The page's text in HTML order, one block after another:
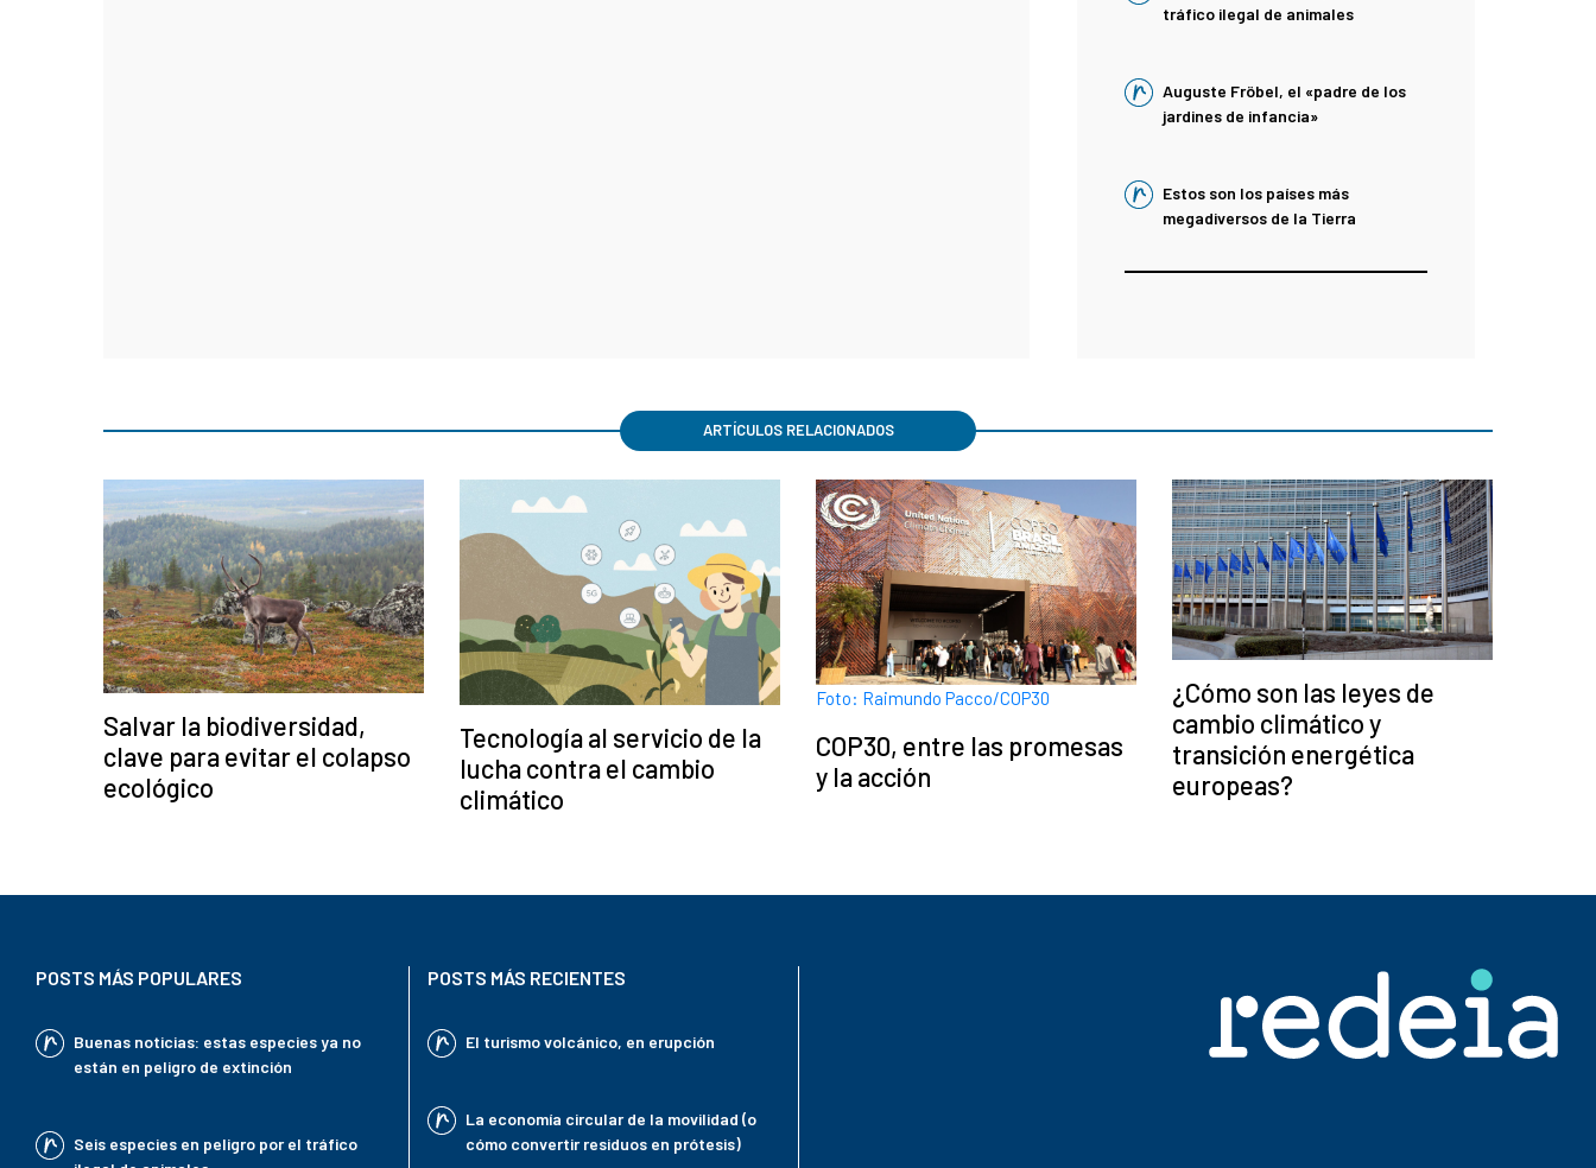
tráfico ilegal de animales
Auguste Fröbel, el «padre de los
jardines de infancia»
Estos son los países más
megadiversos de la Tierra
ARTÍCULOS RELACIONADOS
Salvar la biodiversidad,
clave para evitar el colapso
ecológico
Tecnología al servicio de la
lucha contra el cambio
climático
Foto: Raimundo Pacco/COP30
COP30, entre las promesas
y la acción
¿Cómo son las leyes de
cambio climático y
transición energética
europeas?
POSTS MÁS POPULARES
Buenas noticias: estas especies ya no
están en peligro de extinción
Seis especies en peligro por el tráfico
POSTS MÁS RECIENTES
El turismo volcánico, en erupción
La economía circular de la movilidad (o
cómo convertir residuos en prótesis)